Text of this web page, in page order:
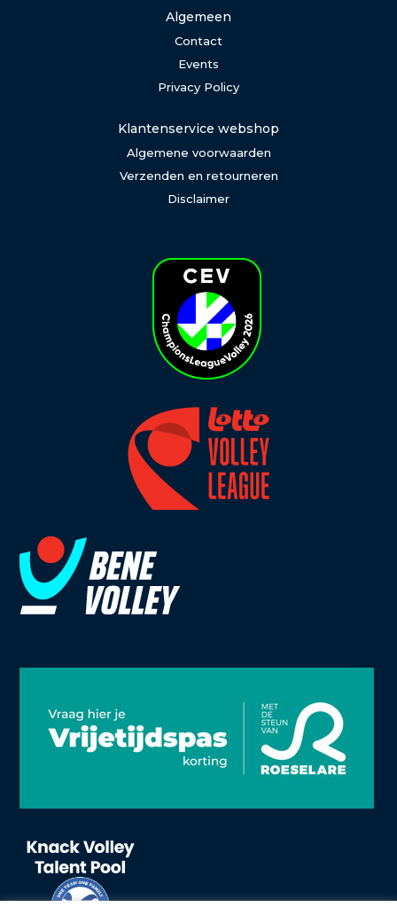
Algemeen
Contact
Events
Privacy Policy
Klantenservice webshop
Algemene voorwaarden
Verzenden en retourneren
Disclaimer